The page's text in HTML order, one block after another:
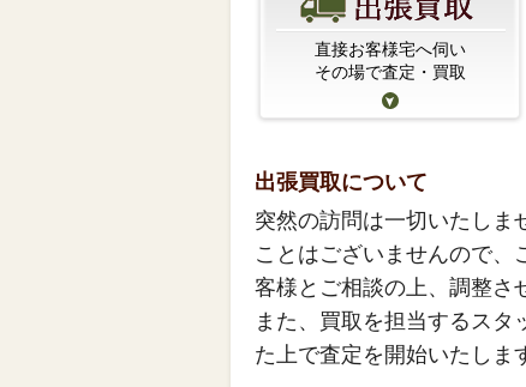
直接お客様宅へ伺い
その場で査定・買取
出張買取について
突然の訪問は一切いたしま
ことはございませんので、
客様とご相談の上、調整さ
また、買取を担当するス
た上で査定を開始いたしま